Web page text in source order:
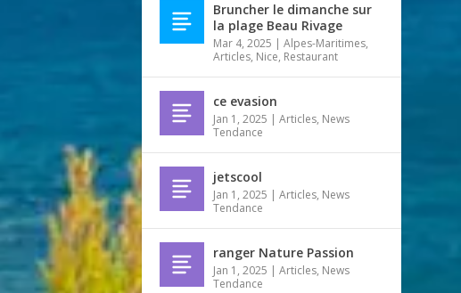
Bruncher le dimanche sur
la plage Beau Rivage
Mar 4, 2025 |Alpes-Maritimes,
Articles, Nice, Restaurant
ce evasion
Jan 1, 2025 |Articles, News
Tendance
jetscool
Jan 1, 2025 |Articles, News
Tendance
ranger Nature Passion
Jan 1, 2025 |Articles, News
Tendance